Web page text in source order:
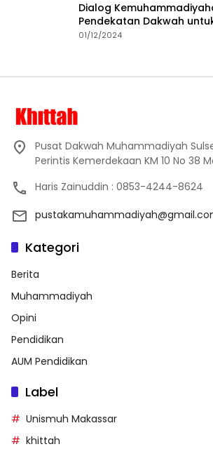
Dialog
Pendekatan Dakwah
01/12/2024
Pusat Dakwah Muhammadiyah
Perintis Kemerdekaan KM 10 No 38
Haris Zainuddin : 0853-4244-8624
Kategori
Berita
Muhammadiyah
Opini
Pendidikan
AUM Pendidikan
Label
Unismuh Makassar
khittah